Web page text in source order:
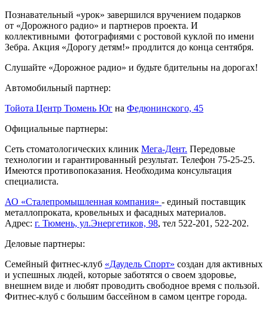
Познавательный «урок» завершился вручением подарков
от «Дорожного радио» и партнеров проекта. И
коллективными фотографиями с ростовой куклой по имени
Зебра. Акция «Дорогу детям!» продлится до конца сентября.
Слушайте «Дорожное радио» и будьте бдительны на дорогах!
Автомобильный партнер:
Тойота Центр Тюмень Юг на Федюнинского, 45
Официальные партнеры:
Сеть стоматологических клиник Мега-Дент. Передовые
технологии и гарантированный результат. Телефон 75-25-25.
Имеются противопоказания. Необходима консультация
специалиста.
АО «Сталепромышленная компания» - единый поставщик
металлопроката, кровельных и фасадных материалов.
Адрес: г. Тюмень, ул.Энергетиков, 98, тел 522-201, 522-202.
Деловые партнеры:
Семейный фитнес-клуб «Даудель Спорт» создан для активных
и успешных людей, которые заботятся о своем здоровье,
внешнем виде и любят проводить свободное время с пользой.
Фитнес-клуб с большим бассейном в самом центре города.